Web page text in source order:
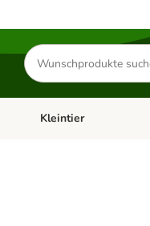
Produkte
suchen
& Zubehör
Kategorie-Menü
Kleintier